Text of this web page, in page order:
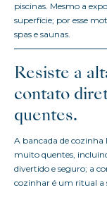
piscinas. Mesmo a
superfície; por esse
spas e saunas.
Resiste a
contato
quentes.
A bancada de
muito quentes,
divertido e seguro; a
cozinhar é um ritual a